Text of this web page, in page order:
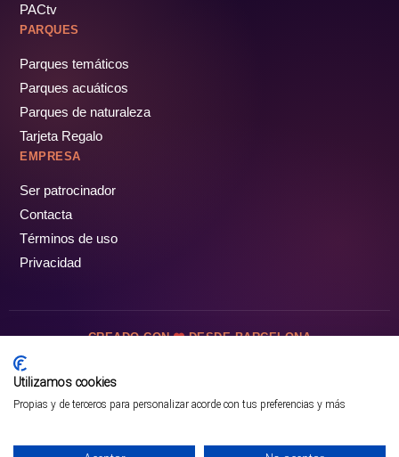
PACtv
PARQUES
Parques temáticos
Parques acuáticos
Parques de naturaleza
Tarjeta Regalo
EMPRESA
Ser patrocinador
Contacta
Términos de uso
Privacidad
CREADO CON DESDE BARCELONA
Utilizamos cookies
Propias y de terceros para personalizar acorde con tus preferencias y más